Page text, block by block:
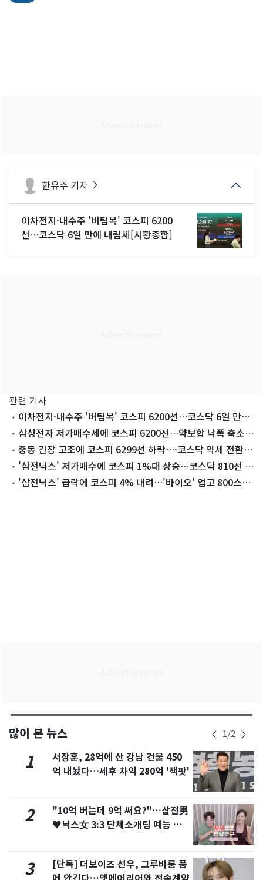
한유주 기자
이차전지·내수주 '버팀목' 코스피 6200
선…코스닥 6일 만에 내림세[시황종합]
관련 기사
이차전지·내수주 '버팀목' 코스피 6200선…코스닥 6일 만에
내림세[시황종합]
삼성전자 저가매수세에 코스피 6200선…약보합 낙폭 축소
[장중시황]
중동 긴장 고조에 코스피 6299선 하락…·코스닥 약세 전환
[장중시황]
'삼전닉스' 저가매수에 코스피 1%대 상승…코스닥 810선 회
복[개장시황]
'삼전닉스' 급락에 코스피 4% 내려…'바이오' 업고 800스닥
많이 본 뉴스 1/2
1
서장훈, 28억에 산 강남 건물 450
억 내놨다…세후 차익 280억 '잭팟'
2
"10억 버는데 9억 써요?"…삼전男
♥닉스女 3:3 단체소개팅 예능 화
3
[단독] 더보이즈 선우, 그루비룸 품